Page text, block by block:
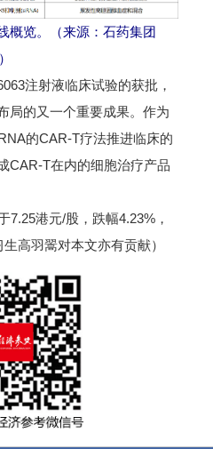
概览。（来源：石药集团
注射液临床试验的获批，
局的又一个重要成果。作为
的CAR-T疗法推进临床的
CAR-T在内的细胞治疗产品
7.25港元/股，跌幅4.23%，
高羽翯对本文亦有贡献）